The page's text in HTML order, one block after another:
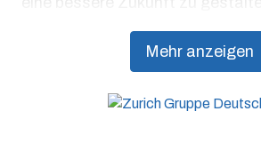
Mehr anzeigen
Präventionsdienstleistungen an,
Versicherungsprodukte
dabei zu unterstützen,